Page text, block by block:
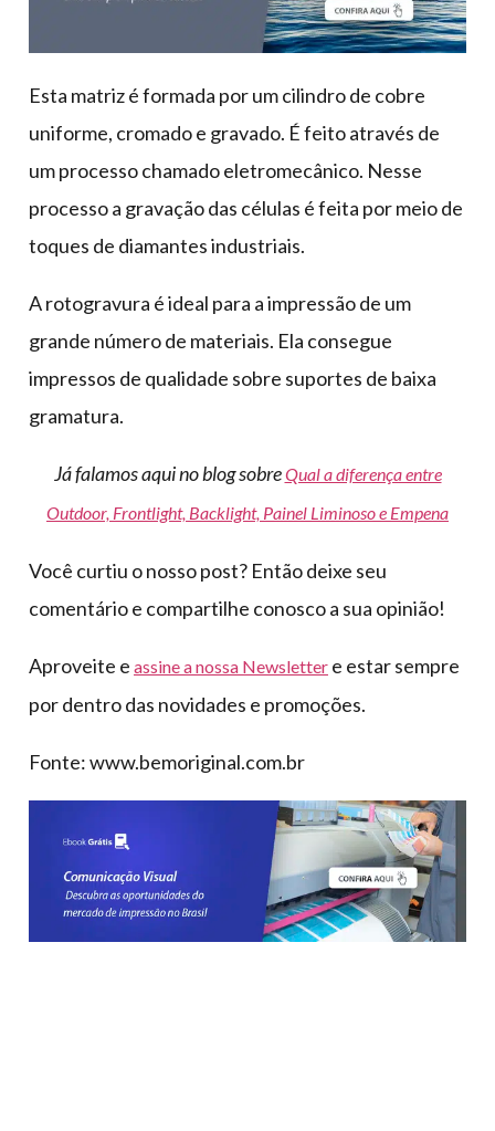
Esta matriz é formada por um cilindro de cobre
uniforme, cromado e gravado. É feito através de
um processo chamado eletromecânico. Nesse
processo a gravação das células é feita por meio de
toques de diamantes industriais.
A rotogravura é ideal para a impressão de um
grande número de materiais. Ela consegue
impressos de qualidade sobre suportes de baixa
gramatura.
Já falamos aqui no blog sobreQual a diferença entre
Outdoor, Frontlight, Backlight, Painel Liminoso e Empena
Você curtiu o nosso post? Então deixe seu
comentário e compartilhe conosco a sua opinião!
Aproveite e assine a nossa Newsletter e estar sempre
por dentro das novidades e promoções.
Fonte: www.bemoriginal.com.br